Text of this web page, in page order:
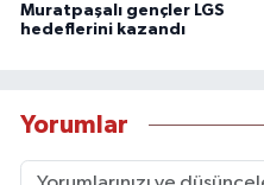
Muratpaşalı gençler LGS
hedeflerini kazandı
Yorumlar